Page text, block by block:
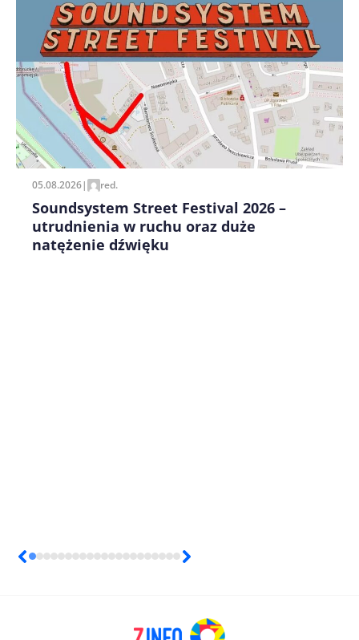
Zapamiętaj moje dane w tej przeglądarce podczas
pisania kolejnych komentarzy.
05.08.2026| red.
Soundsystem Street Festival 2026 –
utrudnienia w ruchu oraz duże
natężenie dźwięku